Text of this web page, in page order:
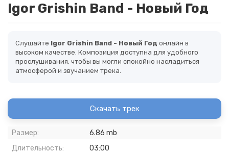
Igor Grishin Band - Новый Год
Слушайте Igor Grishin Band - Новый Год онлайн в
высоком качестве. Композиция доступна для удобного
прослушивания, чтобы вы могли спокойно насладиться
атмосферой и звучанием трека.
Скачать трек
Размер:
6.86 mb
Длительность:
03:00